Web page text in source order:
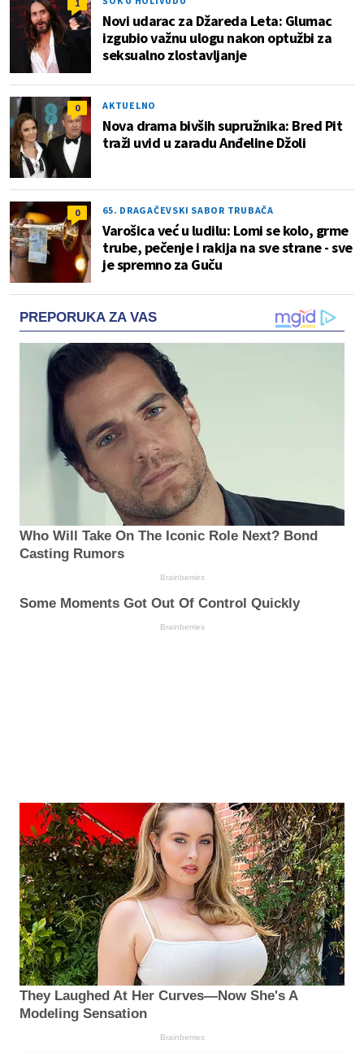
1
Novi udarac za Džareda Leta: Glumac
izgubio važnu ulogu nakon optužbi za
seksualno zlostavljanje
0 AKTUELNO
Nova drama bivših supružnika: Bred Pit
traži uvid u zaradu Anđeline Džoli
0 65. DRAGAČEVSKI SABOR TRUBAČA
Varošica već u ludilu: Lomi se kolo, grme
trube, pečenje i rakija na sve strane - sve
je spremno za Guču
PREPORUKA ZA VAS
Who Will Take On The Iconic Role Next? Bond
Casting Rumors
Brainberries
Some Moments Got Out Of Control Quickly
Brainberries
They Laughed At Her Curves—Now She's A
Modeling Sensation
Brainberries